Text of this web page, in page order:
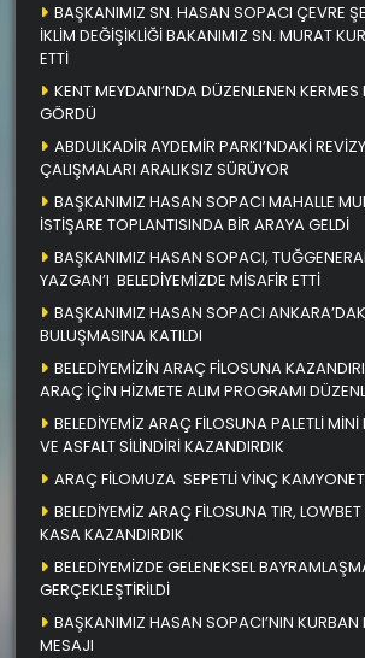
BAŞKANIMIZ SN. HASAN SOPACI ÇEVRE
İKLİM DEĞİŞİKLİĞİ BAKANIMIZ SN. MURAT
ETTİ
KENT MEYDANI’NDA DÜZENLENEN KERMES
GÖRDÜ
ABDULKADİR AYDEMİR PARKI’NDAKİ
ÇALIŞMALARI ARALIKSIZ SÜRÜYOR
BAŞKANIMIZ HASAN SOPACI MAHALLE
İSTİŞARE TOPLANTISINDA BİR ARAYA GELDİ
BAŞKANIMIZ HASAN SOPACI,
YAZGAN’I BELEDİYEMİZDE MİSAFİR ETTİ
BAŞKANIMIZ HASAN SOPACI
BULUŞMASINA KATILDI
BELEDİYEMİZİN ARAÇ FİLOSUNA
ARAÇ İÇİN HİZMETE ALIM PROGRAMI
BELEDİYEMİZ ARAÇ FİLOSUNA PALETLİ
VE ASFALT SİLİNDİRİ KAZANDIRDIK
ARAÇ FİLOMUZA SEPETLİ VİNÇ
BELEDİYEMİZ ARAÇ FİLOSUNA TIR,
KASA KAZANDIRDIK
BELEDİYEMİZDE GELENEKSEL
GERÇEKLEŞTİRİLDİ
BAŞKANIMIZ HASAN SOPACI’NIN KURBAN
MESAJI